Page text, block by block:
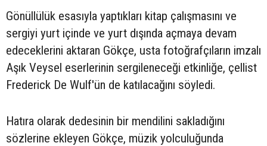
Gönüllülük esasıyla yaptıkları kitap çalışmasını ve
sergiyi yurt içinde ve yurt dışında açmaya devam
edeceklerini aktaran Gökçe, usta fotoğrafçıların imzalı
Aşık Veysel eserlerinin sergileneceği etkinliğe, çellist
Frederick De Wulf'ün de katılacağını söyledi.
Hatıra olarak dedesinin bir mendilini sakladığını
sözlerine ekleyen Gökçe, müzik yolculuğunda